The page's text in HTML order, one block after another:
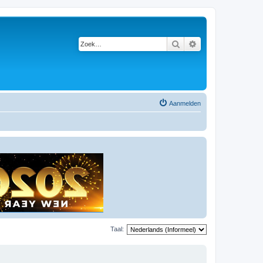
Zoek
Aanmelden
Taal: